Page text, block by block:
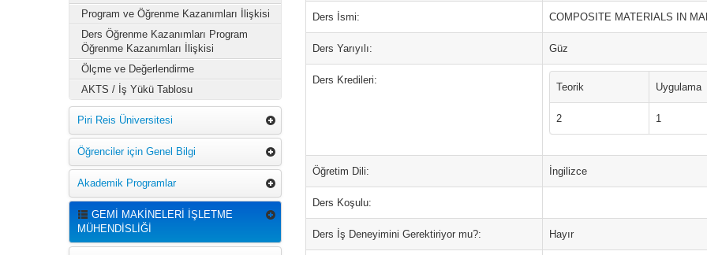
Program ve Öğrenme Kazanımları İlişkisi
Ders Öğrenme Kazanımları Program
Öğrenme Kazanımları İlişkisi
Ölçme ve Değerlendirme
AKTS / İş Yükü Tablosu
Piri Reis Üniversitesi
Öğrenciler için Genel Bilgi
Akademik Programlar
GEMİ MAKİNELERİ İŞLETME
MÜHENDİSLİĞİ
Ders İsmi: COMPOSITE MATERIALS IN
Ders Yarıyılı: Güz
Ders Kredileri:
Teorik Uygulama
2 1
Öğretim Dili: İngilizce
Ders Koşulu:
Ders İş Deneyimini Gerektiriyor mu?: Hayır